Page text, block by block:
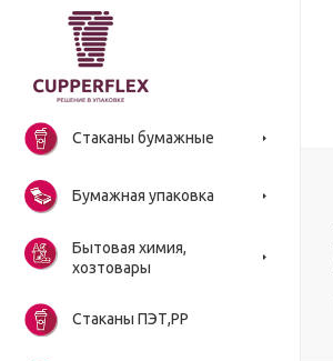
Стаканы бумажные
Бумажная упаковка
Бытовая химия,
хозтовары
Стаканы ПЭТ,РР